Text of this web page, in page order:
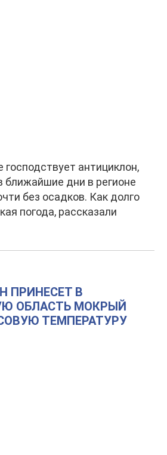
антициклон,
ближайшие дни в регионе
без осадков. Как долго
погода, рассказали
ПРИНЕСЕТ В
ОБЛАСТЬ МОКРЫЙ
ТЕМПЕРАТУРУ